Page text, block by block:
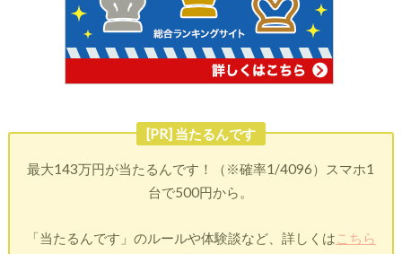
[PR] 当たるんです
最大143万円が当たるんです！（※確率1/4096）スマホ1
台で500円から。
「当たるんです」のルールや体験談など、詳しくは こちら